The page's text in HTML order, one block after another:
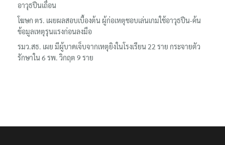
อาวุธปืนเถื่อน
โฆษก ตร. เผยผลสอบเบื้องต้น ผู้ก่อเหตุชอบเล่นเกมใช้อาวุธปืน-ค้น
ข้อมูลเหตุรุนแรงก่อนลงมือ
รมว.สธ. เผย มีผู้บาดเจ็บจากเหตุยิงในโรงเรียน 22 ราย กระจายตัว
รักษาใน 6 รพ. วิกฤต 9 ราย